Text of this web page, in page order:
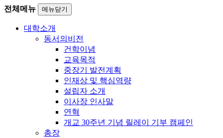
전체메뉴 메뉴닫기
대학소개
동서의비전
건학이념
교육목적
중장기 발전계획
인재상 및 핵심역량
설립자 소개
이사장 인사말
연혁
개교 30주년 기념 릴레이 기부 캠페인
총장